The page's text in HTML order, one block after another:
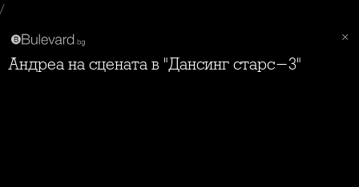
/
Андреа на сцената в "Дансинг старс-3"